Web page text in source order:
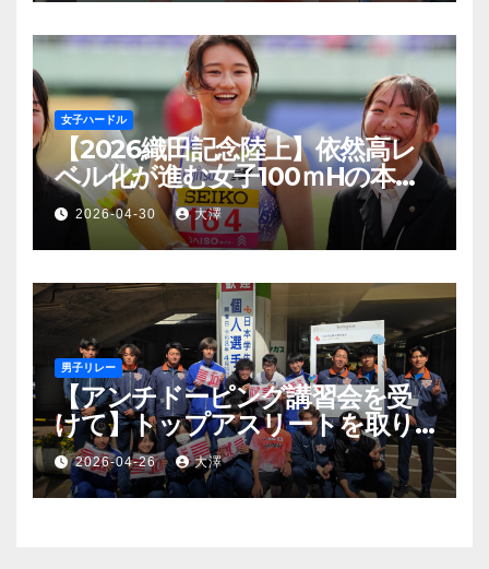
女子ハードル
【2026織田記念陸上】依然高レ
ベル化が進む女子100ｍHの本格
シーズンインを制したのは田中
祐美 アジア大会派遣標準記録を
突破
2026-04-30 大澤
男子リレー
【アンチドーピング講習会を受
けて】トップアスリートを取り
巻く薬物の影と監視の目
2026-04-26 大澤